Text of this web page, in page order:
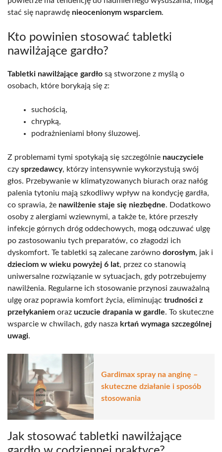
stać się naprawdę nieocenionym wsparciem.
Kto powinien stosować tabletki
nawilżające gardło?
Tabletki nawilżające gardło są stworzone z myślą o
osobach, które borykają się z:
suchością,
chrypką,
podrażnieniami błony śluzowej.
Z problemami tymi spotykają się szczególnie nauczyciele
czy sprzedawcy, którzy intensywnie wykorzystują swój
głos. Przebywanie w klimatyzowanych biurach oraz nałóg
palenia tytoniu mają szkodliwy wpływ na kondycję gardła,
co sprawia, że nawilżenie staje się niezbędne. Dodatkowo
osoby z alergiami wziewnymi, a także te, które przeszły
infekcje górnych dróg oddechowych, mogą odczuwać ulgę
po zastosowaniu tych preparatów, co złagodzi ich
dyskomfort. Te tabletki są zalecane zarówno dorosłym, jak i
dzieciom w wieku powyżej 6 lat, przez co stanowią
uniwersalne rozwiązanie w sytuacjach, gdy potrzebujemy
nawilżenia. Regularne ich stosowanie przynosi zauważalną
ulgę oraz poprawia komfort życia, eliminując trudności z
przełykaniem oraz uczucie drapania w gardle. To skuteczne
wsparcie w chwilach, gdy nasza krtań wymaga szczególnej
uwagi.
Gardimax spray na anginę –
skuteczne działanie i sposób
stosowania
Jak stosować tabletki nawilżające